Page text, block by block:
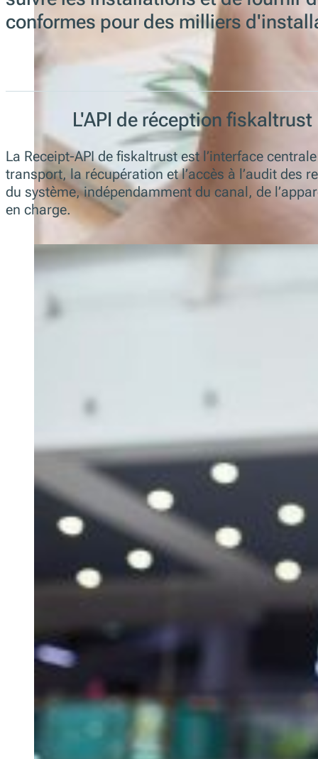
conformes pour des milliers
L'API de réception fiskaltrust
La Receipt-API de fiskaltrust est l’interface
transport, la récupération et l’accès à l’audit des
du système, indépendamment du canal, de
en charge.